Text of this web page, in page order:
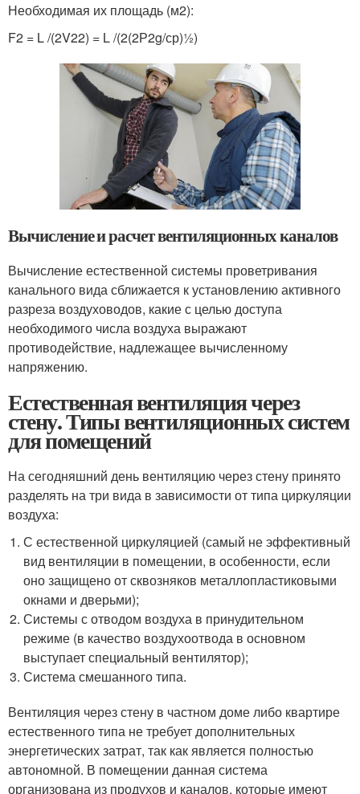
Необходимая их площадь (м2):
F2 = L /(2V22) = L /(2(2Р2g/ср)1⁄2)
Вычисление и расчет вентиляционных каналов
Вычисление естественной системы проветривания
канального вида сближается к установлению активного
разреза воздуховодов, какие с целью доступа
необходимого числа воздуха выражают
противодействие, надлежащее вычисленному
напряжению.
Естественная вентиляция через
стену. Типы вентиляционных систем
для помещений
На сегодняшний день вентиляцию через стену принято
разделять на три вида в зависимости от типа циркуляции
воздуха:
С естественной циркуляцией (самый не эффективный
вид вентиляции в помещении, в особенности, если
оно защищено от сквозняков металлопластиковыми
окнами и дверьми);
Системы с отводом воздуха в принудительном
режиме (в качество воздухоотвода в основном
выступает специальный вентилятор);
Система смешанного типа.
Вентиляция через стену в частном доме либо квартире
естественного типа не требует дополнительных
энергетических затрат, так как является полностью
автономной. В помещении данная система
организована из продухов и каналов, которые имеют